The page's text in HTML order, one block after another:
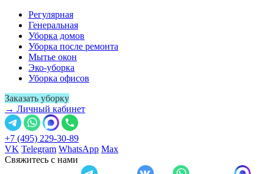
Регулярная
Генеральная
Уборка домов
Уборка после ремонта
Мытье окон
Эко-уборка
Уборка офисов
Заказать уборку
→ Личный кабинет
+7 (495) 229-30-89
VK Telegram WhatsApp Max
Свяжитесь с нами